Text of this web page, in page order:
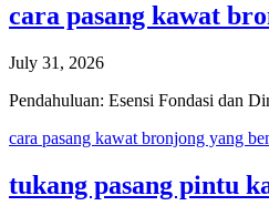
cara pasang kawat
July 31, 2026
Pendahuluan: Esensi Fondasi dan
cara pasang kawat bronjong yang
tukang pasang pintu